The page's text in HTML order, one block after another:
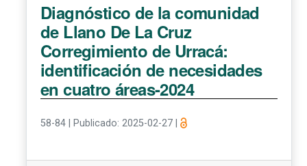
Diagnóstico de la comunidad
de Llano De La Cruz
Corregimiento de Urracá:
identificación de necesidades
en cuatro áreas-2024
58-84 Publicado: 2025-02-27